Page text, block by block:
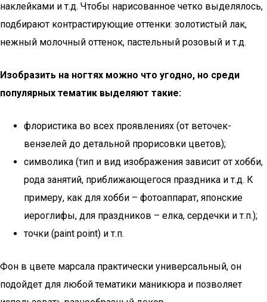
наклейками и т.д. Чтобы нарисованное четко выделялось,
подбирают контрастирующие оттенки: золотистый лак,
нежный молочный оттенок, пастельный розовый и т.д.
Изобразить на ногтях можно что угодно, но среди
популярных тематик выделяют такие:
флористика во всех проявлениях (от веточек-
вензелей до детальной прорисовки цветов);
символика (тип и вид изображения зависит от хобби,
рода занятий, приближающегося праздника и т.д. К
примеру, как для хобби – фотоаппарат, японские
иероглифы, для праздников – елка, сердечки и т.п.);
точки (paint point) и т.п.
Фон в цвете марсала практически универсальный, он
подойдет для любой тематики маникюра и позволяет